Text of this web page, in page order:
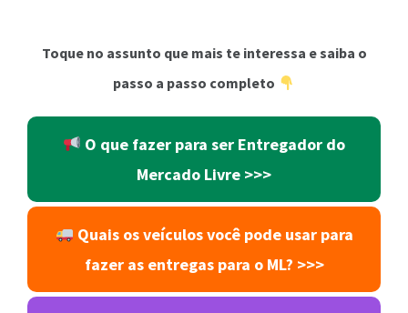
Toque no assunto que mais te interessa e saiba o
passo a passo completo
O que fazer para ser Entregador do
Mercado Livre >>>
Quais os veículos você pode usar para
fazer as entregas para o ML? >>>